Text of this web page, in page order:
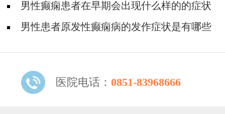
男性癫痫患者在早期会出现什么样的的症状
表现男性患者原发性癫痫病的发作症状是有哪些
医院电话： 0851-83968666